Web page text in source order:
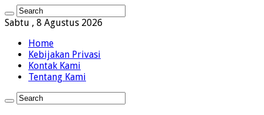
Sabtu , 8 Agustus 2026
Home
Kebijakan Privasi
Kontak Kami
Tentang Kami